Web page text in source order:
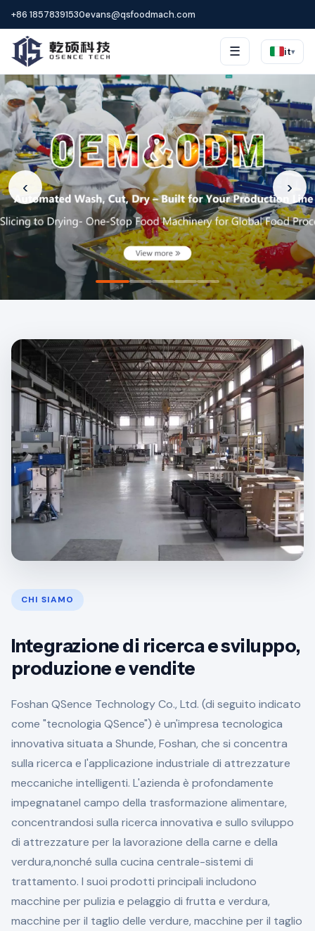
+86 18578391530evans@qsfoodmach.com
☰ it▾
‹ ›
CHI SIAMO
Integrazione di ricerca e sviluppo,
produzione e vendite
Foshan QSence Technology Co., Ltd. (di seguito indicato
come "tecnologia QSence") è un'impresa tecnologica
innovativa situata a Shunde, Foshan, che si concentra
sulla ricerca e l'applicazione industriale di attrezzature
meccaniche intelligenti. L'azienda è profondamente
impegnatanel campo della trasformazione alimentare,
concentrandosi sulla ricerca innovativa e sullo sviluppo
di attrezzature per la lavorazione della carne e della
verdura,nonché sulla cucina centrale-sistemi di
trattamento. I suoi prodotti principali includono
macchine per pulizia e pelaggio di frutta e verdura,
macchine per il taglio delle verdure, macchine per il taglio